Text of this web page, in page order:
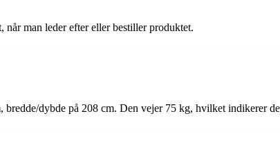
man leder efter eller bestiller produktet.
dybde på 208 cm. Den vejer 75 kg, hvilket indikerer